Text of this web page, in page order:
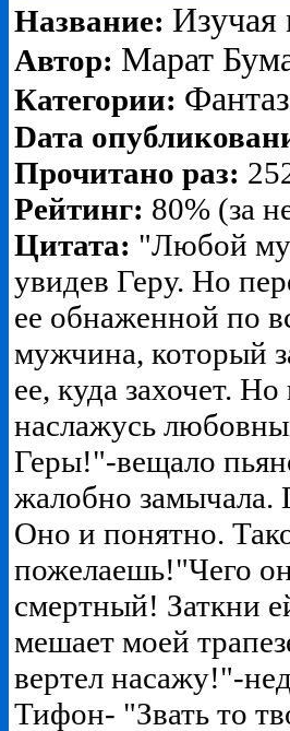
Название:
Автор: Марат
Категории:
Dата
Прочитано раз:
Рейтинг: 80% (за
Цитата: "Любой
увидев Геру. Но
ее обнаженной по
мужчина, который
ее, куда захочет.
наслажусь
Геры!"-вещало
жалобно замычала.
Оно и понятно.
пожелаешь!"Чего
смертный! Заткни
мешает моей
вертел насажу!"-
Тифон- "Звать то